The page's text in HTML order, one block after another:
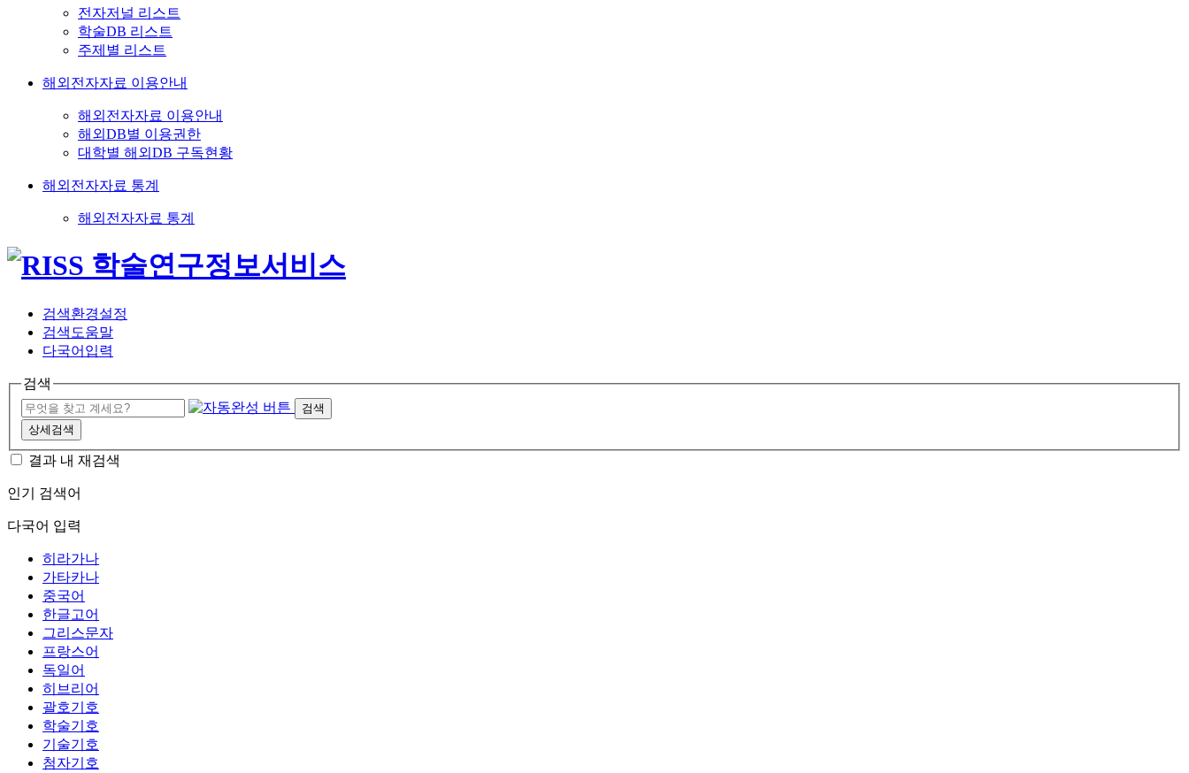
전자저널 리스트
학술DB 리스트
주제별 리스트
해외전자자료 이용안내
해외전자자료 이용안내
해외DB별 이용권한
대학별 해외DB 구독현황
해외전자자료 통계
해외전자자료 통계
검색환경설정
검색도움말
다국어입력
검색
검색
상세검색
결과 내 재검색
인기 검색어
다국어 입력
히라가나
가타카나
중국어
한글고어
그리스문자
프랑스어
독일어
히브리어
괄호기호
학술기호
기술기호
첨자기호